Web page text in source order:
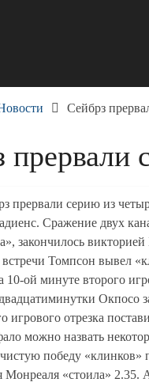
Сейбрз
прервали
прервали серию из
Сражение двух
закончилось
Томпсон вывел
10-ой минуте второго
Окпосо
игрового отрезка
можно назвать
победу «клинков»
Монреаля «стоила» 2.35.